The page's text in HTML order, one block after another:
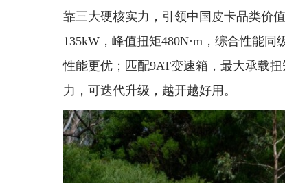
靠三大硬核实力，引领中国皮卡品类价
135kW，峰值扭矩480N·m，综合性能
性能更优；匹配9AT变速箱，最大承载
力，可迭代升级，越开越好用。